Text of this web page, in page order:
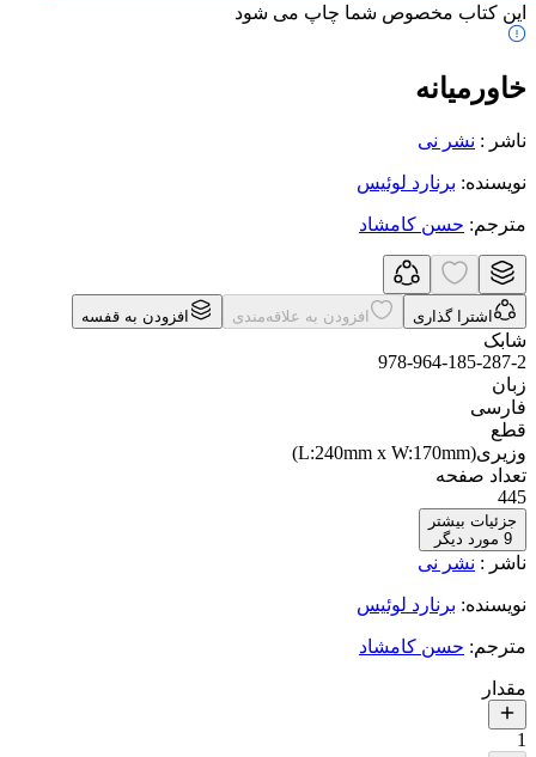
این کتاب مخصوص شما چاپ می شود
خاورمیانه
ناشر : نشر نی
نویسنده: برنارد لوئیس
مترجم: حسن کامشاد
اشترا گذاری افزودن به علاقه‌مندی افزودن به قفسه
شابک
978-964-185-287-2
زبان
فارسی
قطع
وزیری(L:240mm x W:170mm)
تعداد صفحه
445
جزئیات بیشتر
9 مورد دیگر
ناشر : نشر نی
نویسنده: برنارد لوئیس
مترجم: حسن کامشاد
مقدار
1